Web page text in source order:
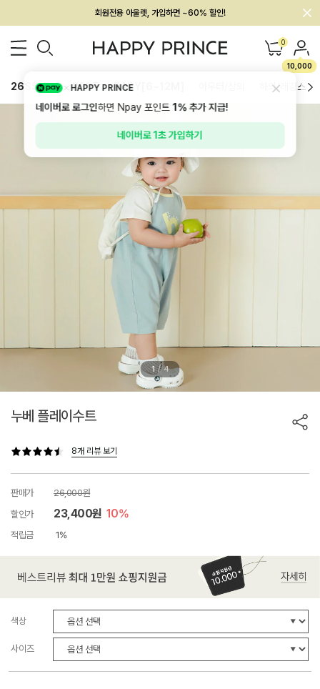
회원전용 아울렛, 가입하면 ~60% 할인!
멤버십 최대 28,000원 혜택 0
10,000
26SS 신상 BEST BABY[6~12M] 하의/레깅스
1 / 4
누베 플레이수트
8개 리뷰 보기
판매가
26,000원
할인가
23,400원 10%
적립금 1%
색상
사이즈
HAPPY PRINCE
네이버로 로그인하면 Npay 포인트1%추가 지급!
네이버로 1초 가입하기